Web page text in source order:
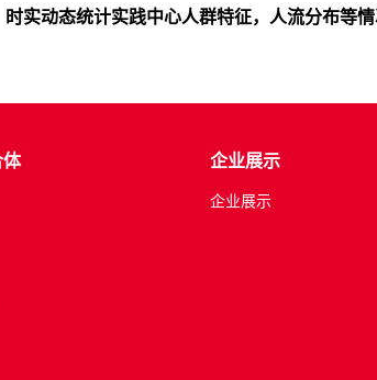
实动态统计实践中心人群特征，人流分布等
体 企业展示
企业展示